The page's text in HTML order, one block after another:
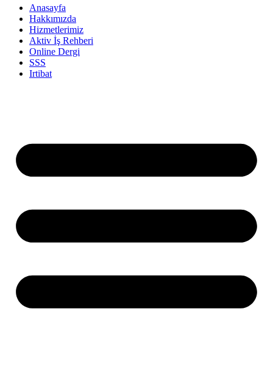
Anasayfa
Hakkımızda
Hizmetlerimiz
Aktiv İş Rehberi
Online Dergi
SSS
Irtibat